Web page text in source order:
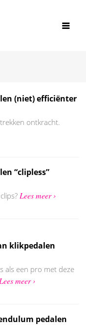
(niet) efficiënter
ontkracht.
“clipless”
Lees meer ›
klikpedalen
als een pro met deze
Lees meer ›
pedalen